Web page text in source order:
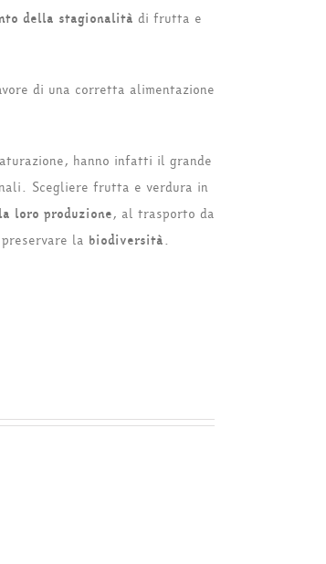
della stagionalità di frutta e
di una corretta alimentazione
hanno infatti il grande
Scegliere frutta e verdura in
loro produzione, al trasporto da
la biodiversità.